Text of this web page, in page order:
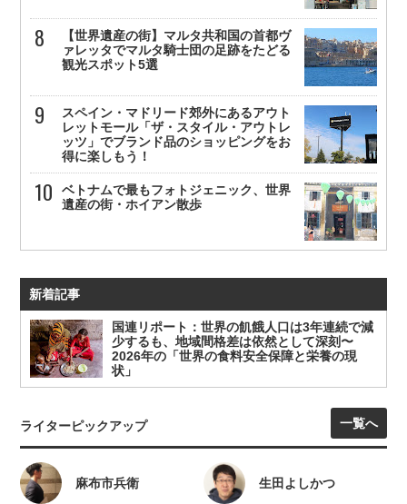
【世界遺産の街】マルタ共和国の首都ヴ
ァレッタでマルタ騎士団の足跡をたどる
観光スポット5選
スペイン・マドリード郊外にあるアウト
レットモール「ザ・スタイル・アウトレ
ッツ」でブランド品のショッピングをお
得に楽しもう！
ベトナムで最もフォトジェニック、世界
遺産の街・ホイアン散歩
新着記事
国連リポート：世界の飢餓人口は3年連続で減
少するも、地域間格差は依然として深刻〜
2026年の「世界の食料安全保障と栄養の現
状」
ライターピックアップ 一覧へ
麻布市兵衛 生田よしかつ